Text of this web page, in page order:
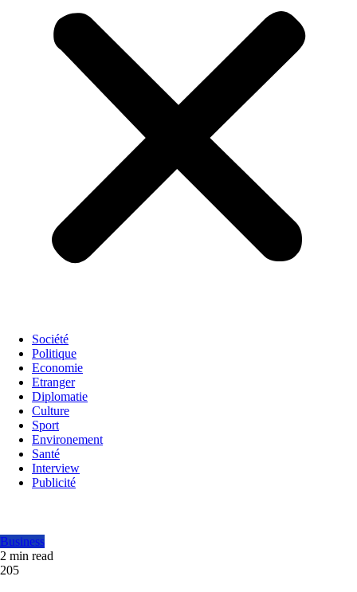
Société
Politique
Economie
Etranger
Diplomatie
Culture
Sport
Environement
Santé
Interview
Publicité
Business
2 min read
205